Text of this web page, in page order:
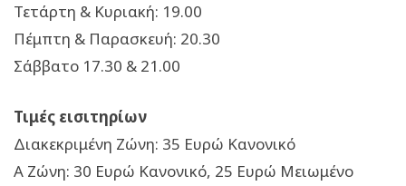
Τετάρτη & Κυριακή: 19.00
Πέμπτη & Παρασκευή: 20.30
Σάββατο 17.30 & 21.00
Τιμές εισιτηρίων
Διακεκριμένη Ζώνη: 35 Ευρώ Κανονικό
Α Ζώνη: 30 Ευρώ Κανονικό, 25 Ευρώ Μειωμένο